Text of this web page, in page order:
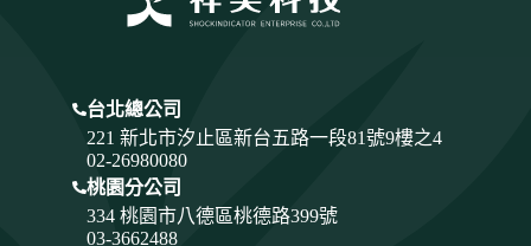
台北總公司
221 新北市汐止區新台五路一段81號9樓之4
02-26980080
桃園分公司
334 桃園市八德區桃德路399號
03-3662488